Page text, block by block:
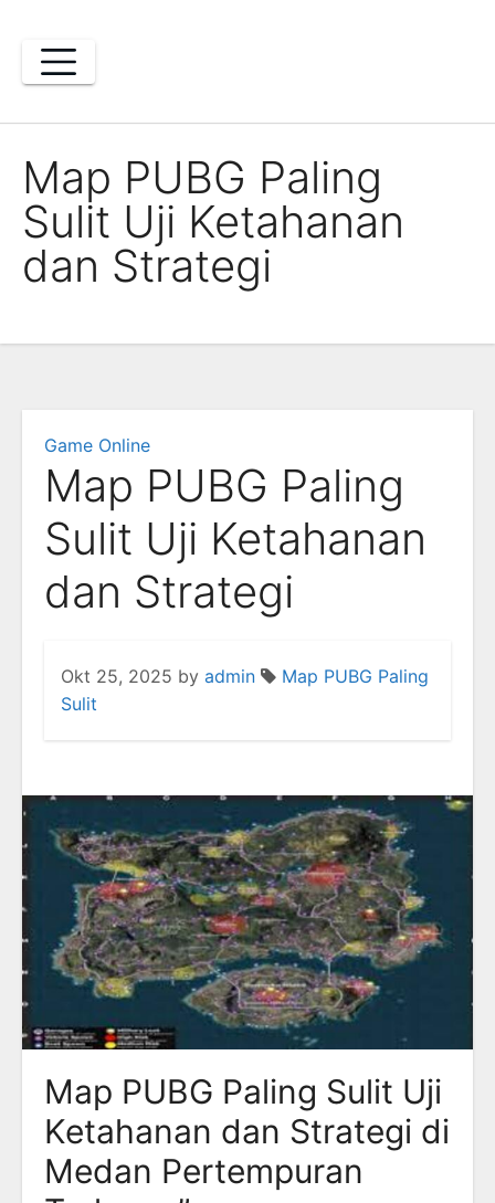
content
Map PUBG Paling
Sulit Uji Ketahanan
dan Strategi
Game Online
Map PUBG Paling
Sulit Uji Ketahanan
dan Strategi
Okt 25, 2025 by admin
Map PUBG Paling
Sulit
Map PUBG Paling Sulit Uji
Ketahanan dan Strategi di
Medan Pertempuran